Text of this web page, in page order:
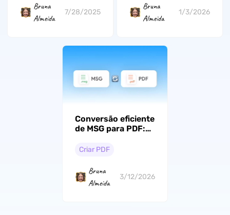
Bruna
Almeida
7/28/2025
Bruna
Almeida
1/3/2026
Conversão eficiente
de MSG para PDF:
Criar PDF
Bruna
Almeida
3/12/2026